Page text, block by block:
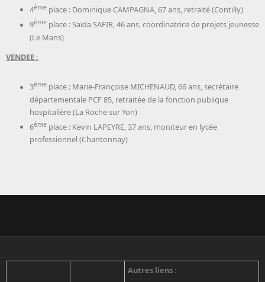
4ème place : Dominique CAMPAGNA, 67 ans, retraité (Contilly)
9ème place : Saïda SAFIR, 46 ans, coordinatrice de projets jeunesse
(Le Mans)
VENDEE :
3ème place : Marie-Françoise MICHENAUD, 66 ans, secrétaire
départementale PCF 85, retraitée de la fonction publique
hospitalière (La Roche sur Yon)
6ème place : Kevin LAPEYRE, 37 ans, moniteur en lycée
professionnel (Chantonnay)
Autres liens :